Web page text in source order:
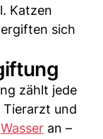
Katzen
sich
zählt jede
und
Wasser an –